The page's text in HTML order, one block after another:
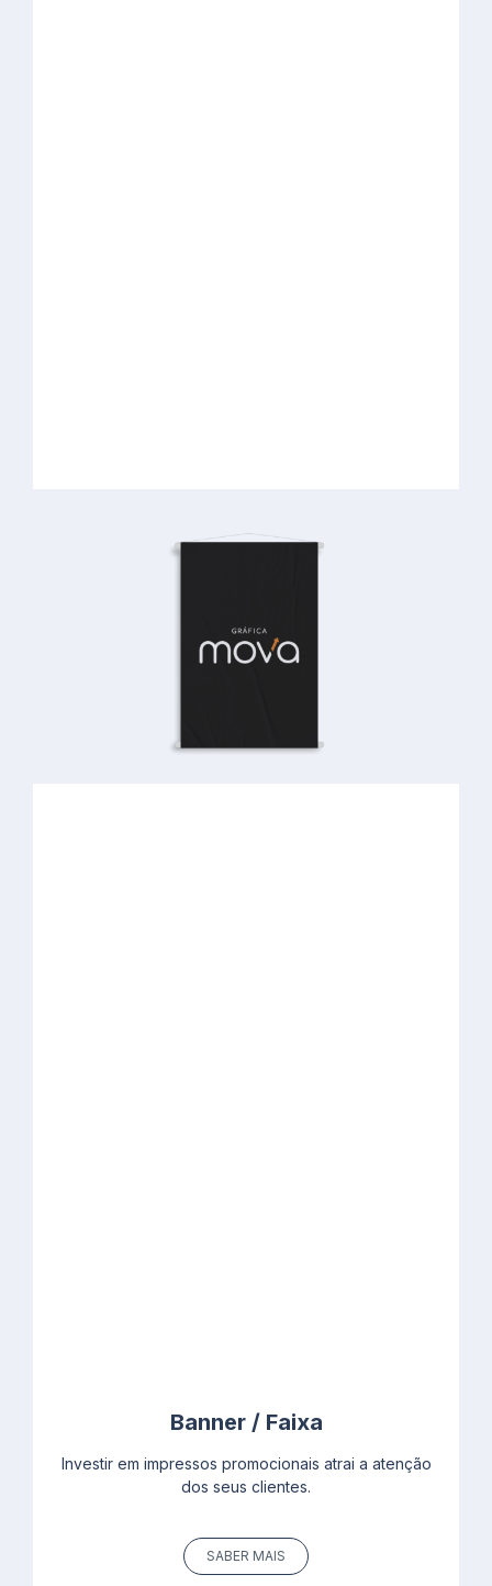
Banner / Faixa
Investir em impressos promocionais atrai a atenção
dos seus clientes.
SABER MAIS